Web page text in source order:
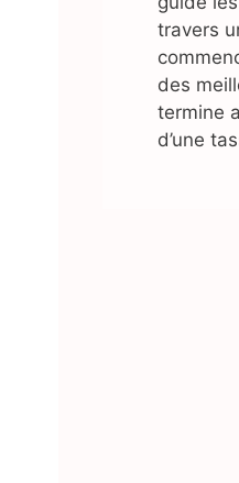
travers
des
termine
d’une